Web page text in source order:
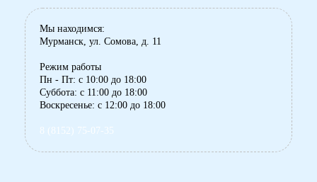
Мы находимся:
Мурманск, ул. Сомова, д. 11
Режим работы
Пн - Пт: с 10:00 до 18:00
Суббота: с 11:00 до 18:00
Воскресенье: с 12:00 до 18:00
8 (8152) 75-07-35